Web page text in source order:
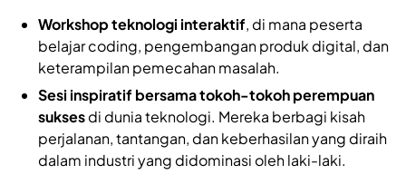
Workshop teknologi interaktif, di mana peserta
belajar coding, pengembangan produk digital, dan
keterampilan pemecahan masalah.
Sesi inspiratif bersama tokoh-tokoh perempuan
suksesdi dunia teknologi. Mereka berbagi kisah
perjalanan, tantangan, dan keberhasilan yang diraih
dalam industri yang didominasi oleh laki-laki.